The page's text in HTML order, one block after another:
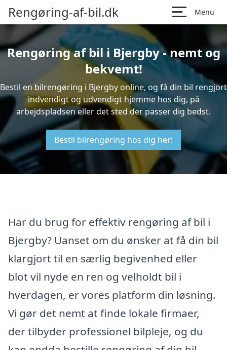
Rengøring-af-bil.dk Menu
Rengøring af bil i Bjergby - nemt og
bekvemt!
Bestil en bilrengøring i Bjergby online, og få din bil rengjort
indvendigt og udvendigt hjemme hos dig, på
arbejdspladsen eller det sted der passer dig bedst.
Bestil bilrengøring hos dig her!
Har du brug for effektiv rengøring af bil i
Bjergby? Uanset om du ønsker at få din bil
klargjort til en særlig begivenhed eller
blot vil nyde en ren og velholdt bil i
hverdagen, er vores platform din løsning.
Vi gør det nemt at finde lokale firmaer,
der tilbyder professionel bilpleje, og du